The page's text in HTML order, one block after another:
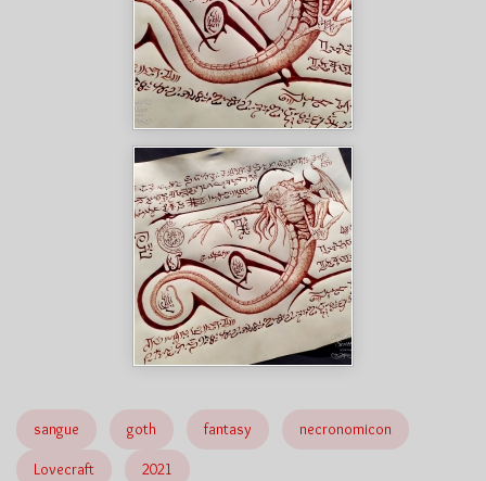
sangue goth fantasy necronomicon
Lovecraft 2021